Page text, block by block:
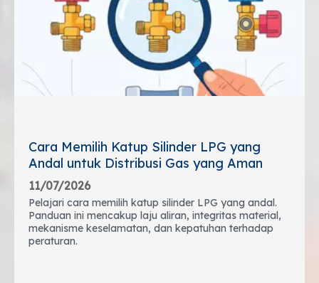
Cara Memilih Katup Silinder LPG yang
Andal untuk Distribusi Gas yang Aman
11/07/2026
Pelajari cara memilih katup silinder LPG yang andal.
Panduan ini mencakup laju aliran, integritas material,
mekanisme keselamatan, dan kepatuhan terhadap
peraturan.